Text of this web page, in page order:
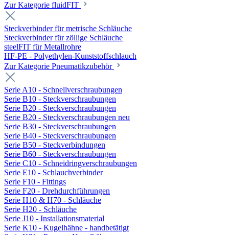
Zur Kategorie fluidFIT
Steckverbinder für metrische Schläuche
Steckverbinder für zöllige Schläuche
steelFIT für Metallrohre
HF-PE - Polyethylen-Kunststoffschlauch
Zur Kategorie Pneumatikzubehör
Serie A10 - Schnellverschraubungen
Serie B10 - Steckverschraubungen
Serie B20 - Steckverschraubungen
Serie B20 - Steckverschraubungen neu
Serie B30 - Steckverschraubungen
Serie B40 - Steckverschraubungen
Serie B50 - Steckverbindungen
Serie B60 - Steckverschraubungen
Serie C10 - Schneidringverschraubungen
Serie E10 - Schlauchverbinder
Serie F10 - Fittings
Serie F20 - Drehdurchführungen
Serie H10 & H70 - Schläuche
Serie H20 - Schläuche
Serie J10 - Installationsmaterial
Serie K10 - Kugelhähne - handbetätigt